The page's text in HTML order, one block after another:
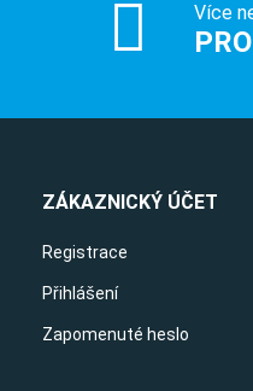
Více
ZÁKAZNICKÝ ÚČET
Registrace
Přihlášení
Zapomenuté heslo